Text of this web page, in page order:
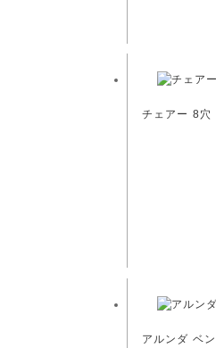
チェアー 8穴
アルンダ ベ